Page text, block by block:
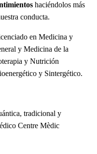
haciéndolos más
conducta.
en Medicina y
y Medicina de la
y Nutrición
y Sintergético.
tradicional y
Centre Mèdic